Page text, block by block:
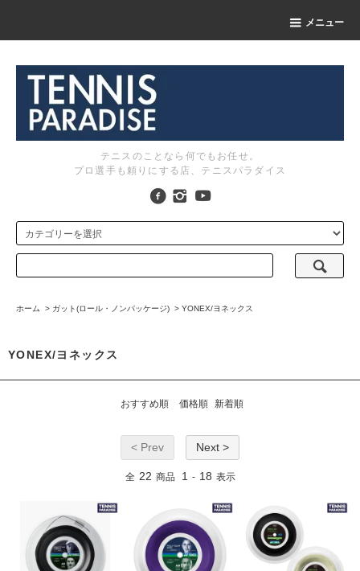
メニュー
テニスのことなら何でもお任せ。
プロ選手も頼りにする店、テニスパラダイス
ホーム > ガット(ロール・ノンパッケージ) > YONEX/ヨネックス
YONEX/ヨネックス
おすすめ順 価格順 新着順
< Prev Next >
全 22 商品 1 - 18 表示